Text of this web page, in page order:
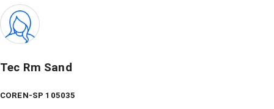
Tec Rm Sand
COREN-SP 105035